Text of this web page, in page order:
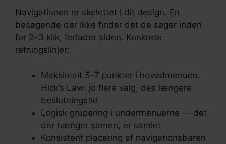
Navigationen er skelettet i dit design. En
besøgende der ikke finder det de søger inden
for 2–3 klik, forlader siden. Konkrete
retningslinjer:
Maksimalt 5–7 punkter i hovedmenuen.
Hick’s Law: jo flere valg, des længere
beslutningstid
Logisk grupering i undermenuerne — det
der hænger samen, er samlet
Konsistent placering af navigationsbaren